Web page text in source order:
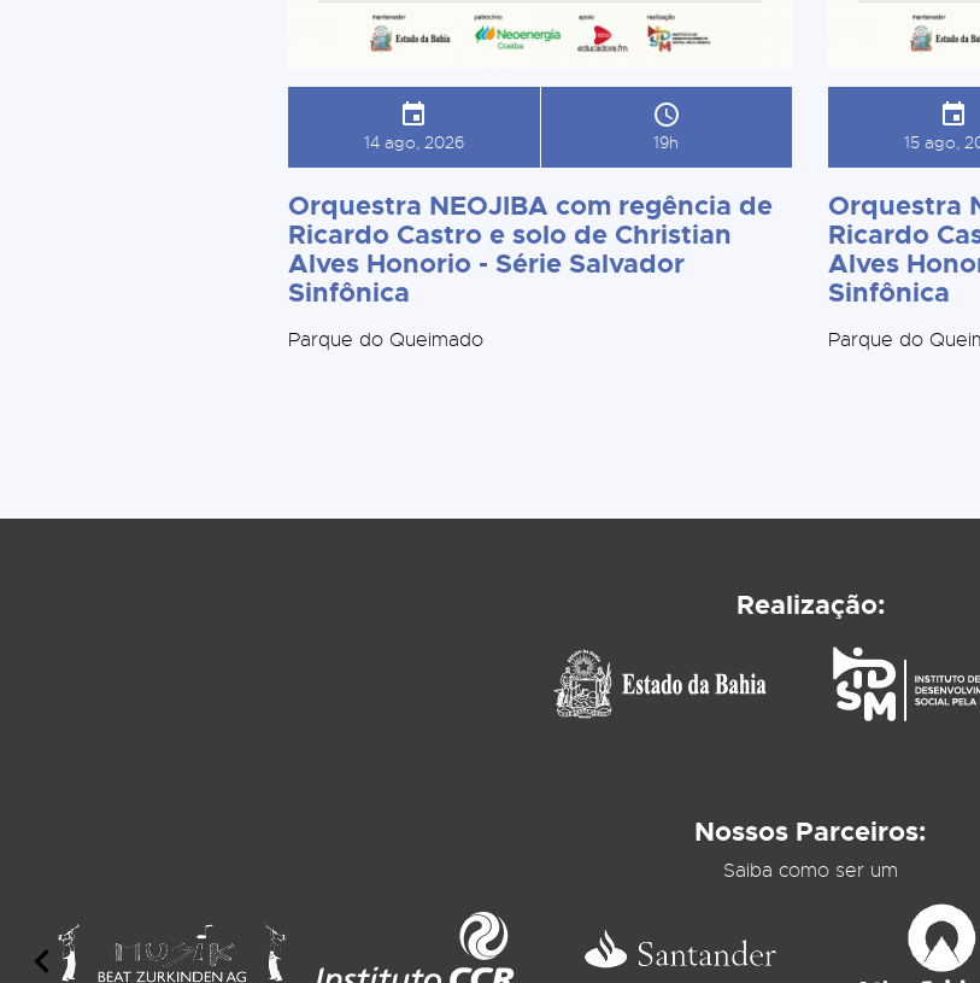
14 ago, 2026 19h
Orquestra NEOJIBA com regência de
Ricardo Castro e solo de Christian
Alves Honorio - Série Salvador
Sinfônica
Parque do Queimado
15 ago,
Orquestra
Ricardo
Alves
Sinfônica
Parque do
Realização:
Nossos Parceiros:
Saiba como ser um